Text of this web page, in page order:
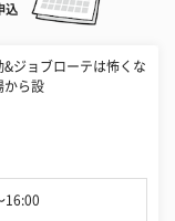
込
&ジョブローテは怖くな
から設
16:00